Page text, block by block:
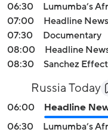
06:30
Lumumba’s
07:00
Headline News
07:30
Documentary
08:00
Headline
08:30
Sanchez Effect
Russia Today
06:00
Headline
06:30
Lumumba’s